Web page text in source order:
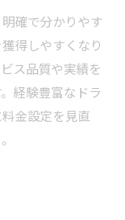
確で分かりやす
得しやすくなり
ス品質や実績を
経験豊富なドラ
金設定を見直